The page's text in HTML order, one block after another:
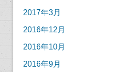
2017年3月
2016年12月
2016年10月
2016年9月